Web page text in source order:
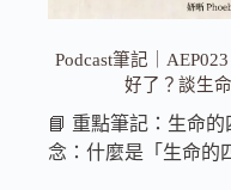
Podcast筆記｜
好了？談生
📘 重點筆記：生命
念：什麼是「生命